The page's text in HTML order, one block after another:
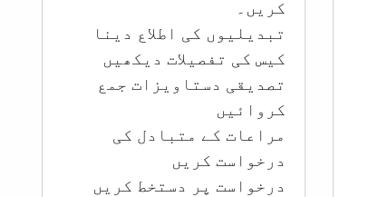
کریں۔
تبدیلیوں کی اطلاع دینا
کیس کی تفصیلات دیکھیں
تصدیقی دستاویزات جمع
کروائیں
مراعات کے متبادل کی
درخواست کریں
درخواست پر دستخط کریں